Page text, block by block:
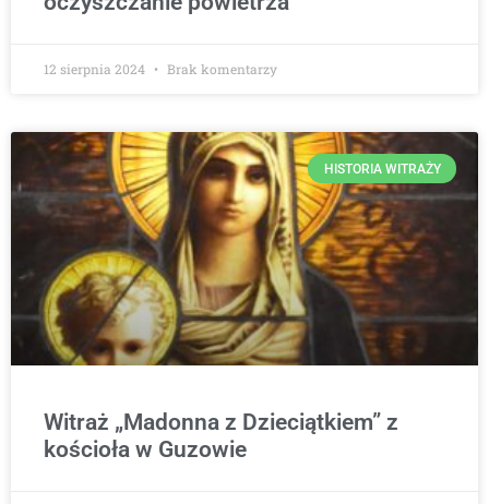
12 sierpnia 2024 Brak komentarzy
HISTORIA WITRAŻY
Witraż „Madonna z Dzieciątkiem” z
kościoła w Guzowie